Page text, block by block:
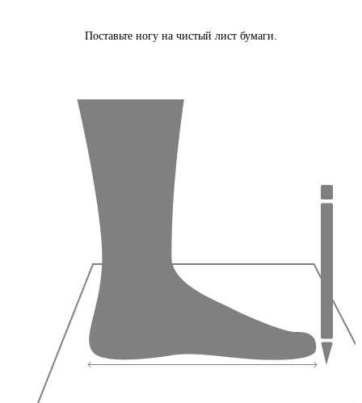
Поставьте ногу на чистый лист бумаги.